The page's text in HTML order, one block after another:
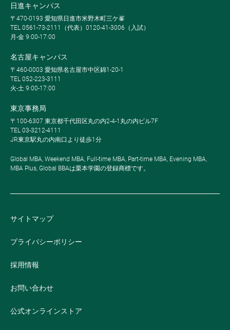
日進キャンパス
〒470-0193 愛知県日進市米野木町三ケ峯
TEL 0561-73-2111（代表）0120-41-3006（入試）
月-金 9:00-17:00
名古屋キャンパス
〒460-0003 愛知県名古屋市中区錦1-20-1
TEL 052-223-3111
火-土 9:00-17:00
東京事務局
〒100-6307 東京都千代田区丸の内2-4-1丸の内ビル7F
TEL 03-3212-4111
JR東京駅丸の内南口より徒歩1分
Global MBA, Weekend MBA, Full-time MBA, Part-time MBA, Evening MBA,
MBA Plus, Global BBAは栗本学園の登録商標です。
サイトマップ
プライバシーポリシー
採用情報
お問い合わせ
公式オンラインストア